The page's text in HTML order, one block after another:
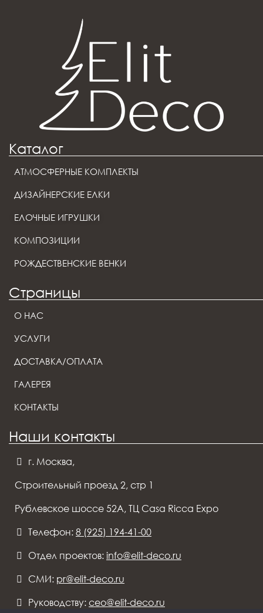
Каталог
АТМОСФЕРНЫЕ КОМПЛЕКТЫ
ДИЗАЙНЕРСКИЕ ЕЛКИ
ЕЛОЧНЫЕ ИГРУШКИ
КОМПОЗИЦИИ
РОЖДЕСТВЕНСКИЕ ВЕНКИ
Страницы
О НАС
УСЛУГИ
ДОСТАВКА/ОПЛАТА
ГАЛЕРЕЯ
КОНТАКТЫ
Наши контакты
г. Москва,
Строительный проезд 2, стр 1
Рублевское шоссе 52А, ТЦ Casa Ricca Expo
Телефон: 8 (925) 194-41-00
Отдел проектов: info@elit-deco.ru
СМИ: pr@elit-deco.ru
Руководству: ceo@elit-deco.ru